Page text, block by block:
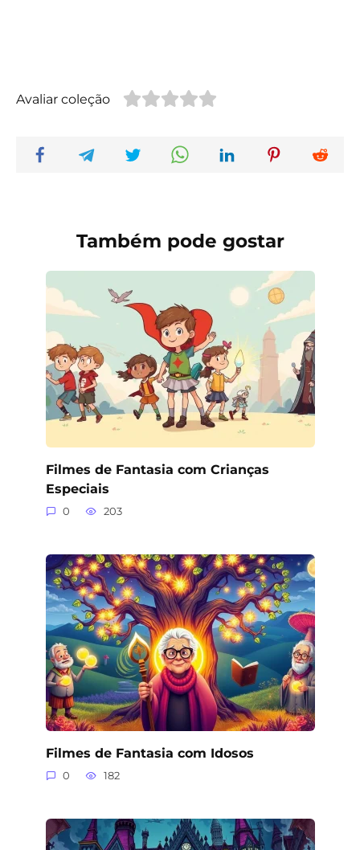
Avaliar coleção
Também pode gostar
Filmes de Fantasia com Crianças
Especiais
0 203
Filmes de Fantasia com Idosos
0 182